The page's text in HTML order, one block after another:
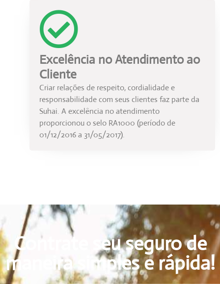
Excelência no Atendimento ao
Cliente
Criar relações de respeito, cordialidade e
responsabilidade com seus clientes faz parte da
Suhai. A excelência no atendimento
proporcionou o selo RA1000 (período de
01/12/2016 a 31/05/2017).
Contrate seu seguro de
maneira simples e rápida!